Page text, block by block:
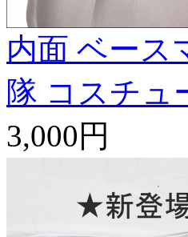
内面 ベース
隊 コスチュ
3,000円